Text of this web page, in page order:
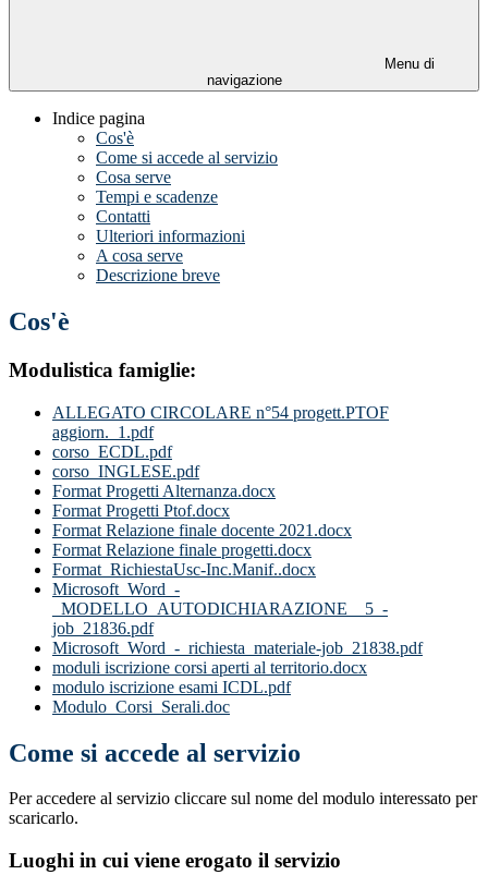
Menu di
navigazione
Indice pagina
Cos'è
Come si accede al servizio
Cosa serve
Tempi e scadenze
Contatti
Ulteriori informazioni
A cosa serve
Descrizione breve
Cos'è
Modulistica famiglie:
ALLEGATO CIRCOLARE n°54 progett.PTOF
aggiorn._1.pdf
corso_ECDL.pdf
corso_INGLESE.pdf
Format Progetti Alternanza.docx
Format Progetti Ptof.docx
Format Relazione finale docente 2021.docx
Format Relazione finale progetti.docx
Format_RichiestaUsc-Inc.Manif..docx
Microsoft_Word_-
_MODELLO_AUTODICHIARAZIONE__5_-
job_21836.pdf
Microsoft_Word_-_richiesta_materiale-job_21838.pdf
moduli iscrizione corsi aperti al territorio.docx
modulo iscrizione esami ICDL.pdf
Modulo_Corsi_Serali.doc
Come si accede al servizio
Per accedere al servizio cliccare sul nome del modulo interessato per
scaricarlo.
Luoghi in cui viene erogato il servizio